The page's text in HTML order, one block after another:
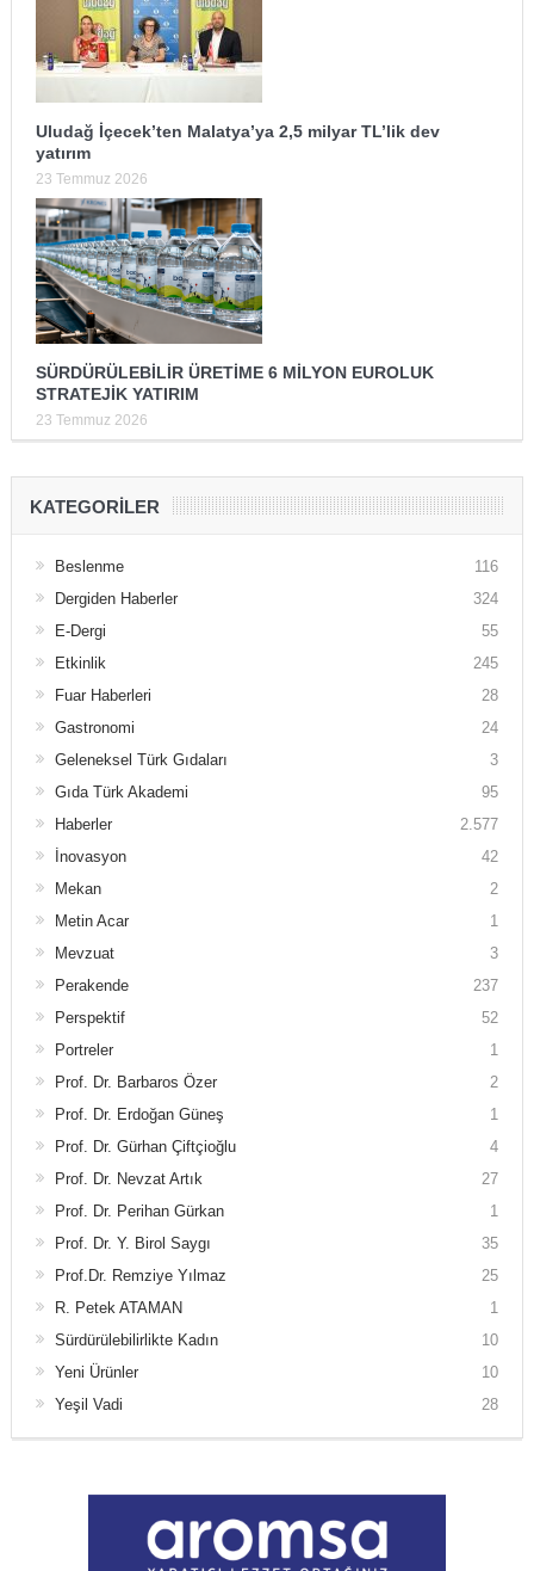
Uludağ İçecek’ten Malatya’ya 2,5 milyar TL’lik dev
yatırım
23 Temmuz 2026
SÜRDÜRÜLEBİLİR ÜRETİME 6 MİLYON EUROLUK
STRATEJİK YATIRIM
23 Temmuz 2026
KATEGORILER
Beslenme
116
Dergiden Haberler
324
E-Dergi
55
Etkinlik
245
Fuar Haberleri
28
Gastronomi
24
Geleneksel Türk Gıdaları
3
Gıda Türk Akademi
95
Haberler
2.577
İnovasyon
42
Mekan
2
Metin Acar
1
Mevzuat
3
Perakende
237
Perspektif
52
Portreler
1
Prof. Dr. Barbaros Özer
2
Prof. Dr. Erdoğan Güneş
1
Prof. Dr. Gürhan Çiftçioğlu
4
Prof. Dr. Nevzat Artık
27
Prof. Dr. Perihan Gürkan
1
Prof. Dr. Y. Birol Saygı
35
Prof.Dr. Remziye Yılmaz
25
R. Petek ATAMAN
1
Sürdürülebilirlikte Kadın
10
Yeni Ürünler
10
Yeşil Vadi
28